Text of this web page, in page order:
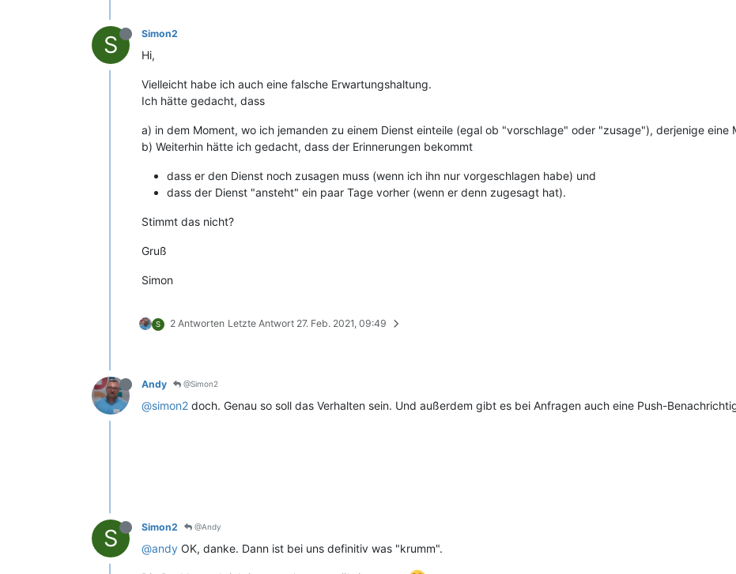
S Simon2
Hi,
Vielleicht habe ich auch eine falsche Erwartungshaltung.
Ich hätte gedacht, dass
a) in dem Moment, wo ich jemanden zu einem Dienst einteile (egal ob "vorschlage" oder "zusage"), derjenige
b) Weiterhin hätte ich gedacht, dass der Erinnerungen bekommt
dass er den Dienst noch zusagen muss (wenn ich ihn nur vorgeschlagen habe) und
dass der Dienst "ansteht" ein paar Tage vorher (wenn er denn zugesagt hat).
Stimmt das nicht?
Gruß
Simon
S 2 Antworten Letzte Antwort 27. Feb. 2021, 09:49
Andy @Simon2
@simon2 doch. Genau so soll das Verhalten sein. Und außerdem gibt es bei Anfragen auch eine Push-
S Simon2 @Andy
@andy OK, danke. Dann ist bei uns definitiv was "krumm".